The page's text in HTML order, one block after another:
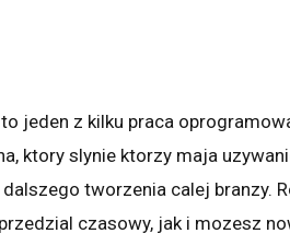
jeden z kilku praca
ktory slynie ktorzy maja
tworzenia calej branzy.
czasowy, jak i mozesz